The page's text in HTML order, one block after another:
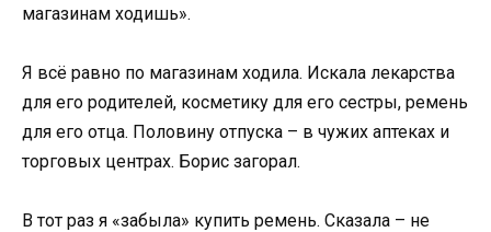
магазинам ходишь».
Я всё равно по магазинам ходила. Искала лекарства
для его родителей, косметику для его сестры, ремень
для его отца. Половину отпуска – в чужих аптеках и
торговых центрах. Борис загорал.
В тот раз я «забыла» купить ремень. Сказала – не